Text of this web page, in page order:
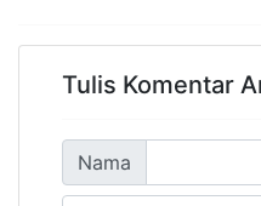
Tulis Komentar
Nama